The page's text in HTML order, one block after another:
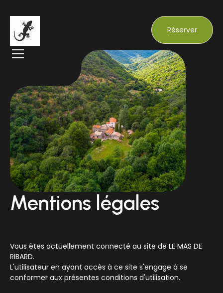
Réserver
Mentions légales
Vous êtes actuellement connecté au site de LE MAS DE
RIBARD.
L'utilisateur en ayant accès à ce site s'engage à se
conformer aux présentes conditions d'utilisation.